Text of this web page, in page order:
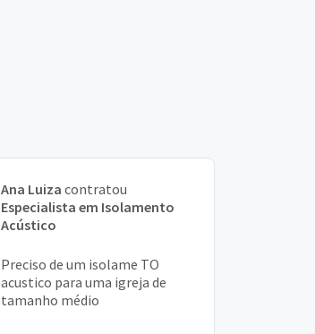
Ana Luiza contratou
Especialista em Isolamento
Acústico
Preciso de um isolame TO
acustico para uma igreja de
tamanho médio